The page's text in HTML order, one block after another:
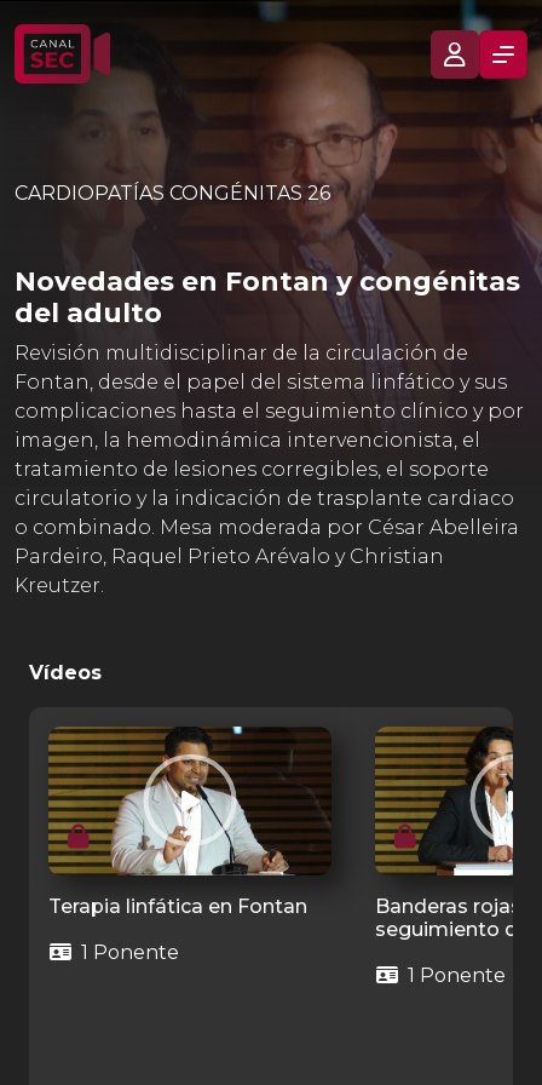
CARDIOPATÍAS CONGÉNITAS 26
Novedades en Fontan y congénitas
del adulto
Revisión multidisciplinar de la circulación de
Fontan, desde el papel del sistema linfático y sus
complicaciones hasta el seguimiento clínico y por
imagen, la hemodinámica intervencionista, el
tratamiento de lesiones corregibles, el soporte
circulatorio y la indicación de trasplante cardiaco
o combinado. Mesa moderada por César Abelleira
Pardeiro, Raquel Prieto Arévalo y Christian
Kreutzer.
Vídeos
Terapia linfática en Fontan
1 Ponente
Banderas rojas
seguimiento de
1 Ponente